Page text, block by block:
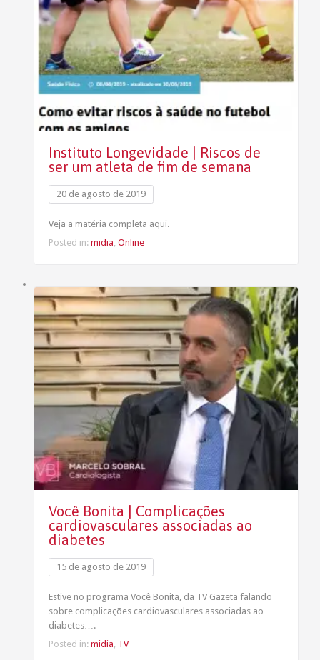
Instituto Longevidade | Riscos de
ser um atleta de fim de semana
20 de agosto de 2019
Veja a matéria completa aqui.
Posted in: midia, Online
Você Bonita | Complicações
cardiovasculares associadas ao
diabetes
15 de agosto de 2019
Estive no programa Você Bonita, da TV Gazeta falando
sobre complicações cardiovasculares associadas ao
diabetes….
Posted in: midia, TV